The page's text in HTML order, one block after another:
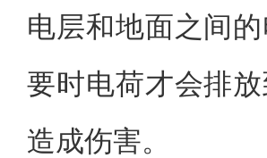
电层和地面之间
要时电荷才会排
造成伤害。